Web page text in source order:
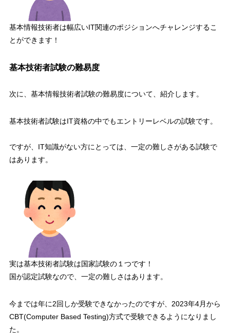
基本情報技術者は幅広いIT関連のポジションへチャレンジするこ
とができます！
基本技術者試験の難易度
次に、 基本情報技術者試験の難易度について、紹介します。
基本技術者試験はIT資格の中でもエントリーレベルの試験です。
ですが、IT知識がない方にとっては、 一定の難しさがある試験で
はあります。
実は基本技術者試験は国家試験の１つです！
国が認定試験なので、一定の難しさはあります。
今までは年に2回しか受験できなかったのですが、2023年4月から
CBT(Computer Based Testing)方式で受験できるようになりまし
た。